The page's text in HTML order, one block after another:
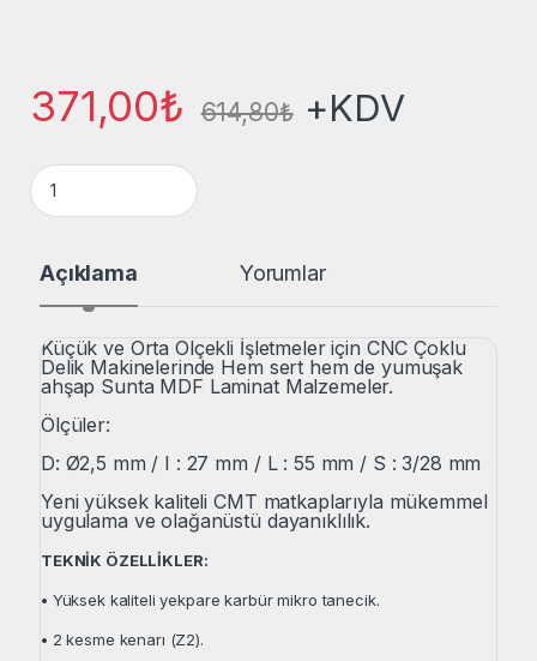
371,00₺ 614,80₺ +KDV
Çoklu Delik Ø2,5x55 Sol Yön HM Solid Karbür Dubel Matkap
Açıklama Yorumlar
Küçük ve Orta Ölçekli İşletmeler için CNC Çoklu
Delik Makinelerinde Hem sert hem de yumuşak
ahşap Sunta MDF Laminat Malzemeler.
Ölçüler:
D: Ø2,5 mm / I : 27 mm / L : 55 mm / S : 3/28 mm
Yeni yüksek kaliteli CMT matkaplarıyla mükemmel
uygulama ve olağanüstü dayanıklılık.
TEKNİK ÖZELLİKLER:
• Yüksek kaliteli yekpare karbür mikro tanecik.
• 2 kesme kenarı (Z2).